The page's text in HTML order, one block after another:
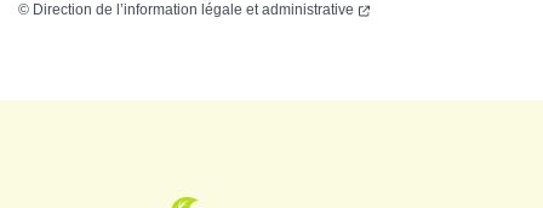
© Direction de l’information légale et administrative